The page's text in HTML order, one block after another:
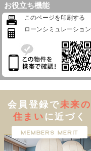
お役立ち機能
このページを印刷する
ローンシミュレーション
会員登録で未来の
住まい に近づく